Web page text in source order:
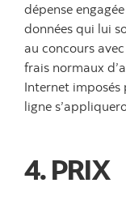
dépense
données qui lui
au concours
frais normaux
Internet imposés
ligne
4. PRIX